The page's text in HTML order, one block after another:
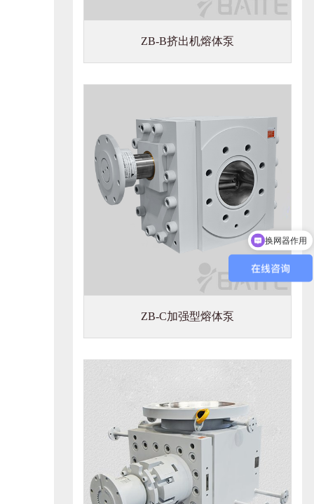
ZB-B挤出机熔体泵
ZB-C加强型熔体泵
换网器作用